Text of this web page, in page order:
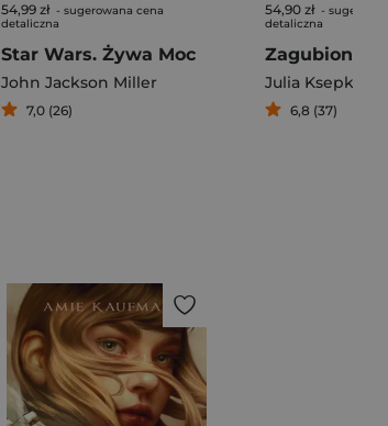
54,99 zł - sugerowana cena
detaliczna
Star Wars. Żywa Moc
John Jackson Miller
7,0 (26)
54,90 zł -
detaliczna
Zagubione
Julia Ksepko
6,8 (37)